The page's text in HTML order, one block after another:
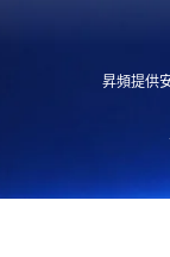
昇頻提供